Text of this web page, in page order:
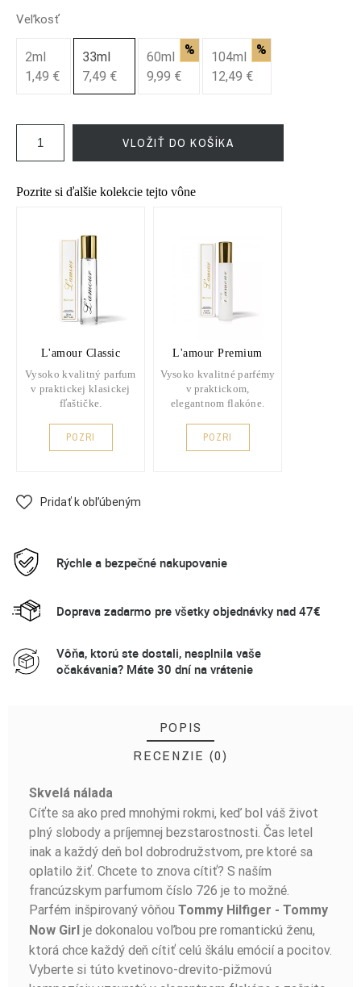
Veľkosť
2ml
1,49 €
33ml
7,49 €
60ml %
9,99 €
104ml %
12,49 €
VLOŽIŤ DO KOŠÍKA
Pozrite si ďalšie kolekcie tejto vône
L'amour Classic
Vysoko kvalitný parfum
v praktickej klasickej
fľaštičke.
POZRI
L'amour Premium
Vysoko kvalitné parfémy
v praktickom,
elegantnom flakóne.
POZRI
Pridať k obľúbeným
Rýchle a bezpečné nakupovanie
Doprava zadarmo pre všetky objednávky nad 47€
Vôňa, ktorú ste dostali, nesplnila vaše
očakávania? Máte 30 dní na vrátenie
POPIS
RECENZIE (0)
Skvelá nálada
Cíťte sa ako pred mnohými rokmi, keď bol váš život
plný slobody a príjemnej bezstarostnosti. Čas letel
inak a každý deň bol dobrodružstvom, pre ktoré sa
oplatilo žiť. Chcete to znova cítiť? S naším
francúzskym parfumom číslo 726 je to možné.
Parfém inšpirovaný vôňou Tommy Hilfiger - Tommy
Now Girl je dokonalou voľbou pre romantickú ženu,
ktorá chce každý deň cítiť celú škálu emócií a pocitov.
Vyberte si túto kvetinovo-drevito-pižmovú
BUĎTE PRVÝ, KTO NAPÍŠE RECENZIU!